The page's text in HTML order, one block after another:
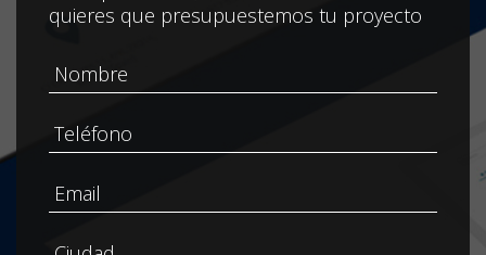
quieres que presupuestemos tu proyecto